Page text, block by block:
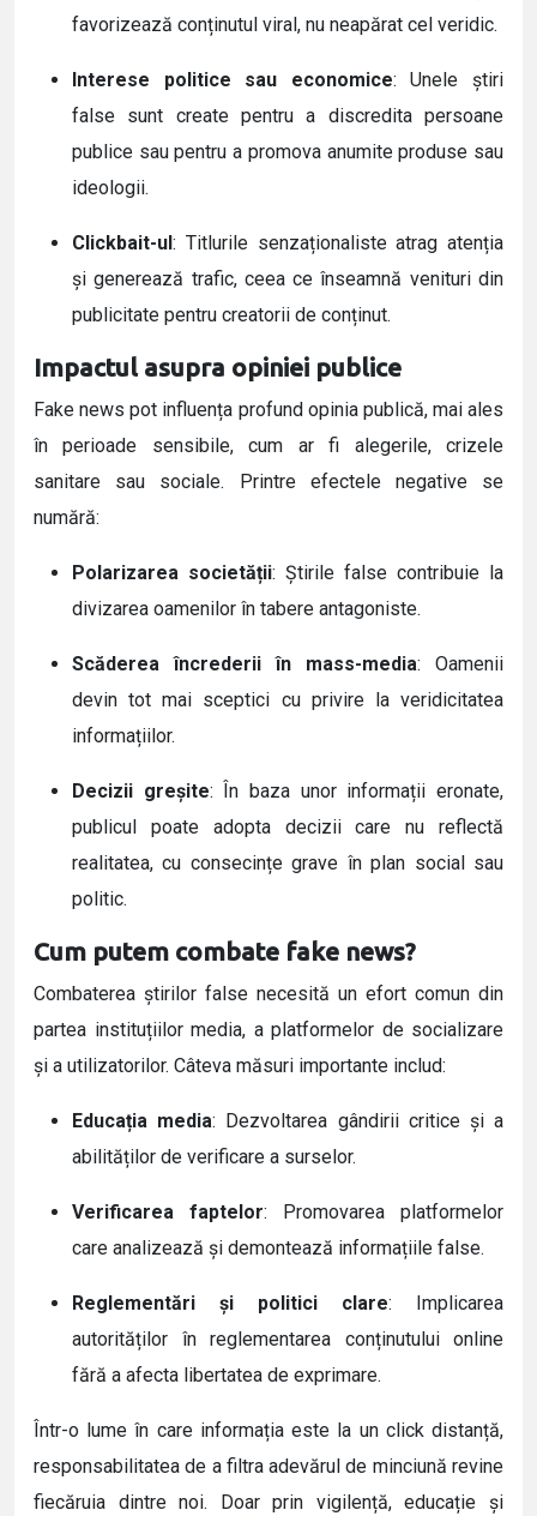
favorizează conținutul viral, nu neapărat cel veridic.
Interese politice sau economice: Unele știri
false sunt create pentru a discredita persoane
publice sau pentru a promova anumite produse sau
ideologii.
Clickbait-ul: Titlurile senzaționaliste atrag atenția
și generează trafic, ceea ce înseamnă venituri din
publicitate pentru creatorii de conținut.
Impactul asupra opiniei publice
Fake news pot influența profund opinia publică, mai ales
în perioade sensibile, cum ar fi alegerile, crizele
sanitare sau sociale. Printre efectele negative se
numără:
Polarizarea societății: Știrile false contribuie la
divizarea oamenilor în tabere antagoniste.
Scăderea încrederii în mass-media: Oamenii
devin tot mai sceptici cu privire la veridicitatea
informațiilor.
Decizii greșite: În baza unor informații eronate,
publicul poate adopta decizii care nu reflectă
realitatea, cu consecințe grave în plan social sau
politic.
Cum putem combate fake news?
Combaterea știrilor false necesită un efort comun din
partea instituțiilor media, a platformelor de socializare
și a utilizatorilor. Câteva măsuri importante includ:
Educația media: Dezvoltarea gândirii critice și a
abilităților de verificare a surselor.
Verificarea faptelor: Promovarea platformelor
care analizează și demontează informațiile false.
Reglementări și politici clare: Implicarea
autorităților în reglementarea conținutului online
fără a afecta libertatea de exprimare.
Într-o lume în care informația este la un click distanță,
responsabilitatea de a filtra adevărul de minciună revine
fiecăruia dintre noi. Doar prin vigilență, educație și